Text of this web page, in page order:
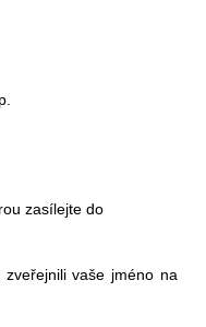
zasílejte do
vaše jméno na